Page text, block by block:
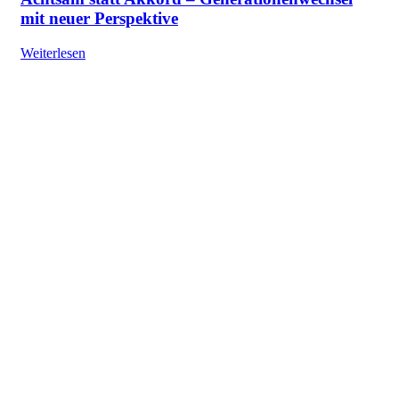
mit neuer Perspektive
Weiterlesen